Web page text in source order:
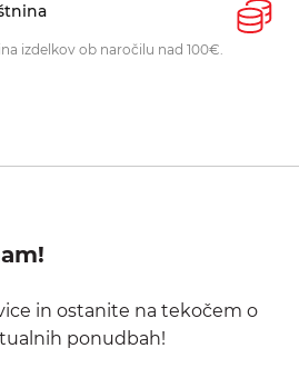
izdelkov ob naročilu nad 100€.
in ostanite na tekočem o
ponudbah!